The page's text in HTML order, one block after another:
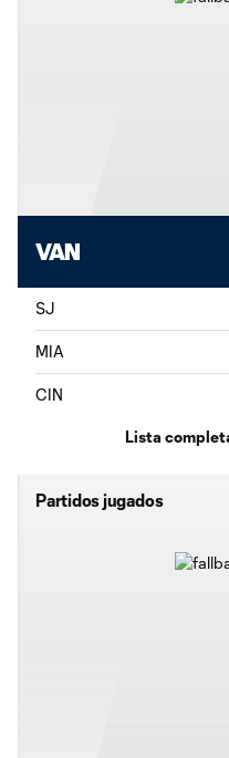
VAN
SJ
MIA
CIN
Lista
Partidos jugados